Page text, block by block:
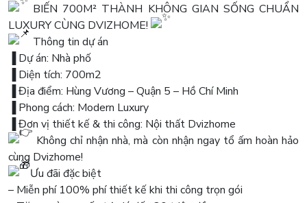
BIẾN 700M² THÀNH KHÔNG GIAN SỐNG CHUẨN
LUXURY CÙNG DVIZHOME!
Thông tin dự án
▐ Dự án: Nhà phố
▐ Diện tích: 700m2
▐ Địa điểm: Hùng Vương – Quận 5 – Hồ Chí Minh
▐ Phong cách: Modern Luxury
▐ Đơn vị thiết kế & thi công: Nội thất Dvizhome
Không chỉ nhận nhà, mà còn nhận ngay tổ ấm hoàn hảo
cùng Dvizhome!
Ưu đãi đặc biệt
– Miễn phí 100% phí thiết kế khi thi công trọn gói